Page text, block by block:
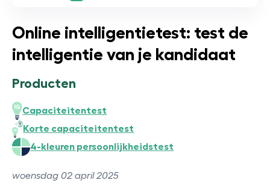
Online intelligentietest: test de
intelligentie van je kandidaat
Producten
Capaciteitentest
Korte capaciteitentest
4-kleuren persoonlijkheidstest
woensdag 02 april 2025